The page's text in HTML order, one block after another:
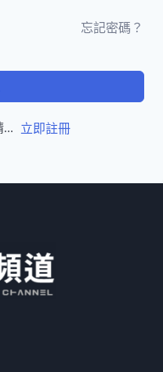
忘記密碼？
... 立即註冊